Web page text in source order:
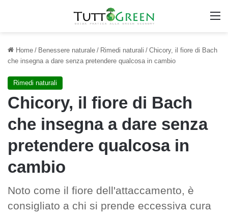
Home / Benessere naturale / Rimedi naturali / Chicory, il fiore di Bach
che insegna a dare senza pretendere qualcosa in cambio
Rimedi naturali
Chicory, il fiore di Bach
che insegna a dare senza
pretendere qualcosa in
cambio
Noto come il fiore dell'attaccamento, è
consigliato a chi si prende eccessiva cura